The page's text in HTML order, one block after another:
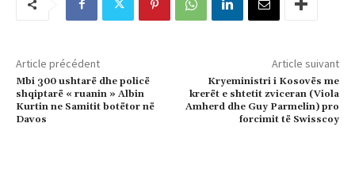
Article précédent
Mbi 300 ushtarë dhe policë
shqiptarë « ruanin » Albin
Kurtin ne Samitit botëtor në
Davos
Article suivant
Kryeministri i Kosovës me
krerët e shtetit zviceran (Viola
Amherd dhe Guy Parmelin) pro
forcimit të Swisscoy